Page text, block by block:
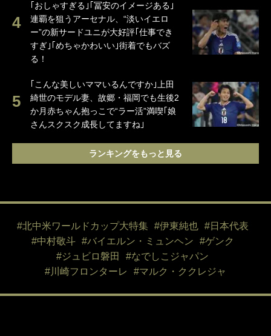
｢おしゃすぎる｣｢冨安のイメージある｣
連覇を狙うアーセナル、“淡いイエロ
ー”の新サードユニが大好評｢仕事でき
すぎ｣｢めちゃかわいい｣街着でもバズ
る！
｢こんな美しいママいるんですか｣上田
綺世のモデル妻、故郷・福岡でも生後2
か月赤ちゃん抱っこで“ラー活”満喫｢娘
さんスクスク成長してますね｣
ランキングをもっと見る
#北中米ワールドカップ大特集 #伊東純也
#日本代表
#中村敬斗
#バイエルン・ミュンヘン
#ゲンク
#ジュビロ磐田
#なでしこジャパン
#川崎フロンターレ
#マルク・ククレジャ